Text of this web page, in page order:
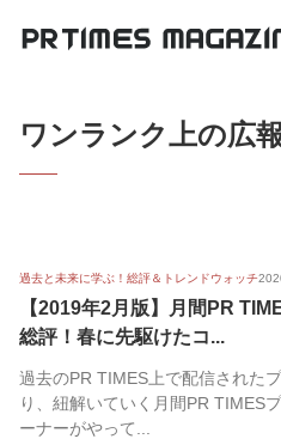
ワンランク上の広
過去と未来に学ぶ！総評＆トレンドウォッチ
【2019年2月版】月間PR
総評！春に先駆けたコ...
過去のPR TIMES上で配信された
り、紐解いていく月間PR TIMES
ーナーがやって...